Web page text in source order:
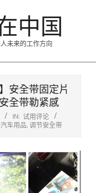
中国
未来的工作方向
安全带固定片
全带勒紧感
IN: 试用评论
汽车用品,调节安全带